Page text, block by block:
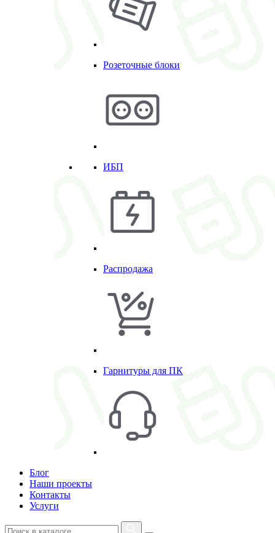
Розеточные блоки
ИБП
Распродажа
Гарнитуры для ПК
Блог
Наши проекты
Контакты
Услуги